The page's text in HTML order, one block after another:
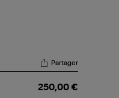
Partager
250,00 €